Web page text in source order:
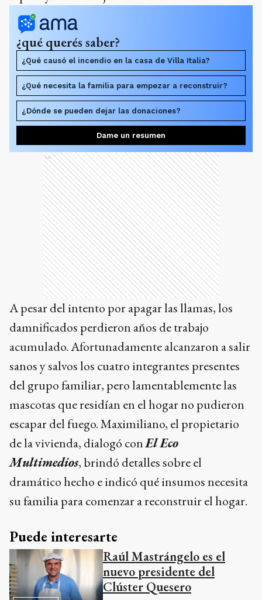
¿qué querés saber?
¿Qué causó el incendio en la casa de Villa Italia?
¿Qué necesita la familia para empezar a reconstruir?
¿Dónde se pueden dejar las donaciones?
Dame un resumen
Ads
A pesar del intento por apagar las llamas, los
damnificados perdieron años de trabajo
acumulado. Afortunadamente alcanzaron a salir
sanos y salvos los cuatro integrantes presentes
del grupo familiar, pero lamentablemente las
mascotas que residían en el hogar no pudieron
escapar del fuego. Maximiliano, el propietario
de la vivienda, dialogó conEl Eco
Multimedios, brindó detalles sobre el
dramático hecho e indicó qué insumos necesita
su familia para comenzar a reconstruir el hogar.
Puede interesarte
Raúl Mastrángelo es el
nuevo presidente del
Clúster Quesero